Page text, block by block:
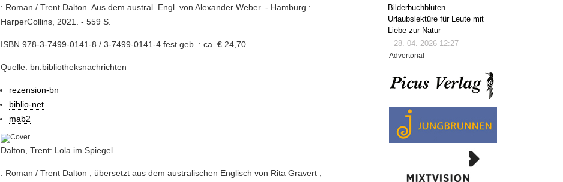
: Roman / Trent Dalton. Aus dem austral. Engl. von Alexander Weber. - Hamburg :
HarperCollins, 2021. - 559 S.
ISBN 978-3-7499-0141-8 / 3-7499-0141-4 fest geb. : ca. € 24,70
Quelle: bn.bibliotheksnachrichten
rezension-bn
biblio-net
mab2
Dalton, Trent: Lola im Spiegel
: Roman / Trent Dalton ; übersetzt aus dem australischen Englisch von Rita Gravert ;
Bilderbuchblüten –
Urlaubslektüre für Leute mit
Liebe zur Natur
28. 04. 2026 12:27
Advertorial